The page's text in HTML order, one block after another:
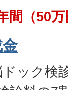
間（50
ック検